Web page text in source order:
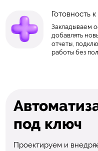
Готовность
Закладываем
добавлять
отчеты,
работы без
под ключ
Проектируем и